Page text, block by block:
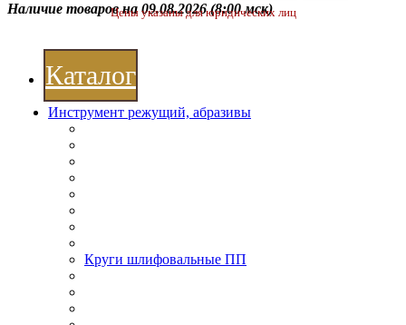
Наличие товаров на 09.08.2026 (8:00 мск)
Цены указаны для юридических лиц
Каталог
Инструмент режущий, абразивы
Круги шлифовальные ПП